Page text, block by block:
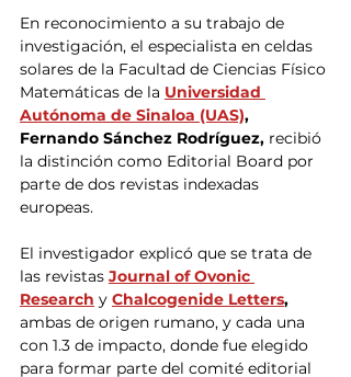
En reconocimiento a su trabajo de
investigación, el especialista en celdas
solares de la Facultad de Ciencias Físico
Matemáticas de la Universidad
Autónoma de Sinaloa (UAS),
Fernando Sánchez Rodríguez, recibió
la distinción como Editorial Board por
parte de dos revistas indexadas
europeas.
El investigador explicó que se trata de
las revistas Journal of Ovonic
Research y Chalcogenide Letters,
ambas de origen rumano, y cada una
con 1.3 de impacto, donde fue elegido
para formar parte del comité editorial